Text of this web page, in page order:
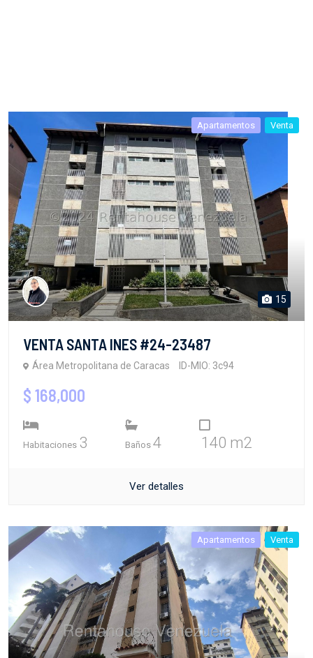
Apartamentos Venta
15
VENTA SANTA INES #24-23487
Área Metropolitana de Caracas ID-MIO: 3c94
$ 168,000
Habitaciones 3 Baños 4 140 m2
Ver detalles
Apartamentos Venta